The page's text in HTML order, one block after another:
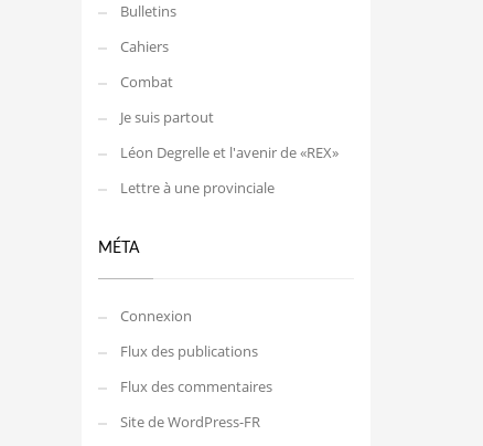
Bulletins
Cahiers
Combat
Je suis partout
Léon Degrelle et l'avenir de «REX»
Lettre à une provinciale
MÉTA
Connexion
Flux des publications
Flux des commentaires
Site de WordPress-FR